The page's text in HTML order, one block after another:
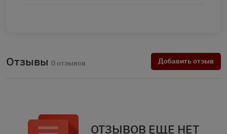
Отзывы 0 отзывов Добавить отзыв
ОТЗЫВОВ ЕЩЕ НЕТ